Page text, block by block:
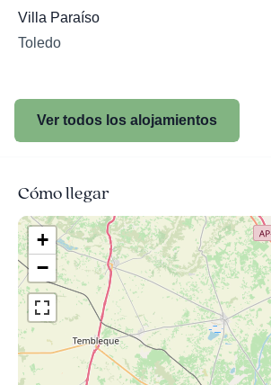
Villa Paraíso
Toledo
Ver todos los alojamientos
Cómo llegar
+
−